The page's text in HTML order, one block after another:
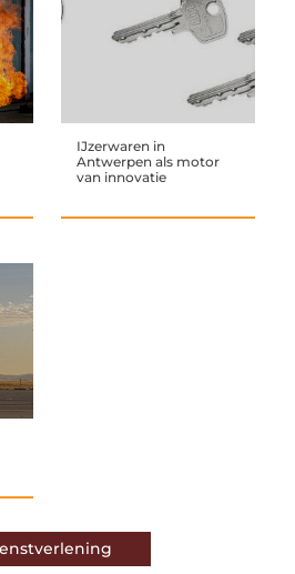
IJzerwaren in
Antwerpen als motor
van innovatie